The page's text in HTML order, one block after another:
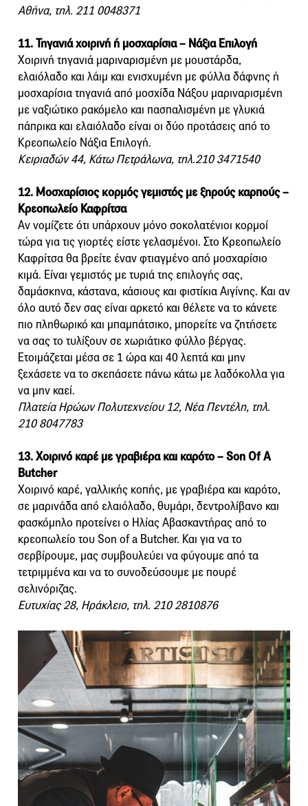
Αθήνα, τηλ. 211 0048371
11. Τηγανιά χοιρινή ή μοσχαρίσια – Νάξια Επιλογή
Χοιρινή τηγανιά μαριναρισμένη με μουστάρδα,
ελαιόλαδο και λάιμ και ενισχυμένη με φύλλα δάφνης ή
μοσχαρίσια τηγανιά από μοσχίδα Νάξου μαριναρισμένη
με ναξιώτικο ρακόμελο και πασπαλισμένη με γλυκιά
πάπρικα και ελαιόλαδο είναι οι δύο προτάσεις από το
Κρεοπωλείο Νάξια Επιλογή.
Κειριαδών 44, Κάτω Πετράλωνα, τηλ.210 3471540
12. Μοσχαρίσιος κορμός γεμιστός με ξηρούς καρπούς –
Κρεοπωλείο Καφρίτσα
Αν νομίζετε ότι υπάρχουν μόνο σοκολατένιοι κορμοί
τώρα για τις γιορτές είστε γελασμένοι. Στο Κρεοπωλείο
Καφρίτσα θα βρείτε έναν φτιαγμένο από μοσχαρίσιο
κιμά. Είναι γεμιστός με τυριά της επιλογής σας,
δαμάσκηνα, κάστανα, κάσιους και φιστίκια Αιγίνης. Και αν
όλο αυτό δεν σας είναι αρκετό και θέλετε να το κάνετε
πιο πληθωρικό και μπαμπάτσικο, μπορείτε να ζητήσετε
να σας το τυλίξουν σε χωριάτικο φύλλο βέργας.
Ετοιμάζεται μέσα σε 1 ώρα και 40 λεπτά και μην
ξεχάσετε να το σκεπάσετε πάνω κάτω με λαδόκολλα για
να μην καεί.
Πλατεία Ηρώων Πολυτεχνείου 12, Νέα Πεντέλη, τηλ.
210 8047783
13. Χοιρινό καρέ με γραβιέρα και καρότο – Son Of A
Butcher
Xοιρινό καρέ, γαλλικής κοπής, με γραβιέρα και καρότο,
σε μαρινάδα από ελαιόλαδο, θυμάρι, δεντρολίβανο και
φασκόμηλο προτείνει ο Ηλίας Αβασκαντήρας από το
κρεοπωλείο του Son of a Butcher. Και για να το
σερβίρουμε, μας συμβουλεύει να φύγουμε από τα
τετριμμένα και να το συνοδεύσουμε με πουρέ
σελινόριζας.
Ευτυχίας 28, Ηράκλειο, τηλ. 210 2810876